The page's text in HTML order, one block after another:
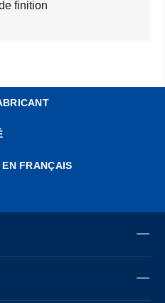
finition
FRANÇAIS